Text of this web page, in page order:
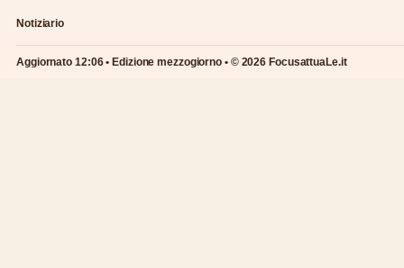
Notiziario
Aggiornato 12:06 • Edizione mezzogiorno • © 2026 FocusattuaLe.it